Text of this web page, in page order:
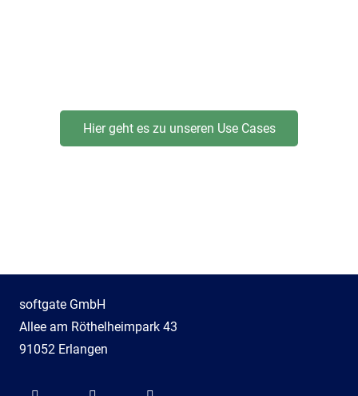
Hier geht es zu unseren Use Cases
softgate GmbH
Allee am Röthelheimpark 43
91052 Erlangen